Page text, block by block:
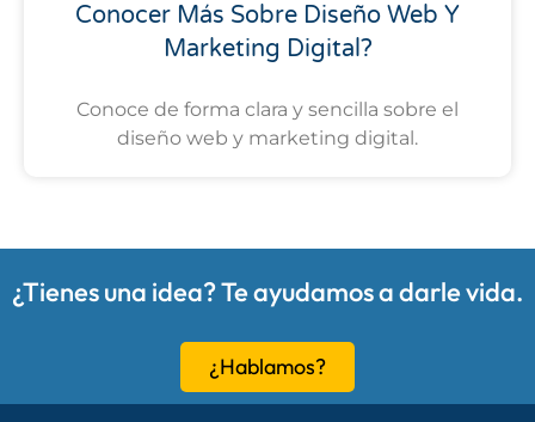
Conocer Más Sobre Diseño Web Y
Marketing Digital?
Conoce de forma clara y sencilla sobre el
diseño web y marketing digital.
¿Tienes una idea? Te ayudamos a darle vida.
¿Hablamos?